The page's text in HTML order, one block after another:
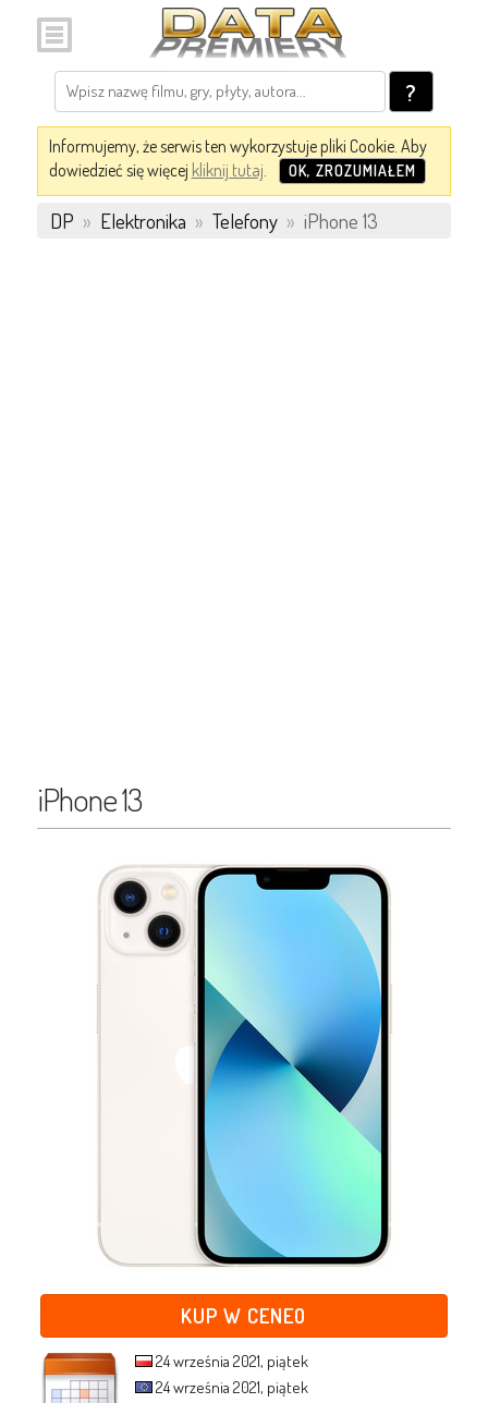
?
Informujemy, że serwis ten wykorzystuje pliki Cookie. Aby
dowiedzieć się więcej kliknij tutaj. OK, ZROZUMIAŁEM
DP » Elektronika » Telefony » iPhone 13
iPhone 13
KUP W CENEO
24 września 2021, piątek
24 września 2021, piątek